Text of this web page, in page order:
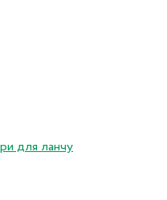
для ланчу